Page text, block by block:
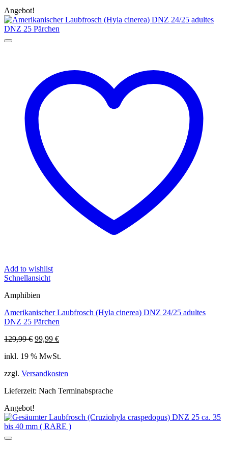
Angebot!
Add to wishlist
Schnellansicht
Amphibien
Amerikanischer Laubfrosch (Hyla cinerea) DNZ 24/25 adultes
DNZ 25 Pärchen
129,99€ Ursprünglicher
war:
99,99 €Aktueller
ist:
inkl. 19 % MwSt.
zzgl. Versandkosten
Lieferzeit: Nach Terminabsprache
Angebot!